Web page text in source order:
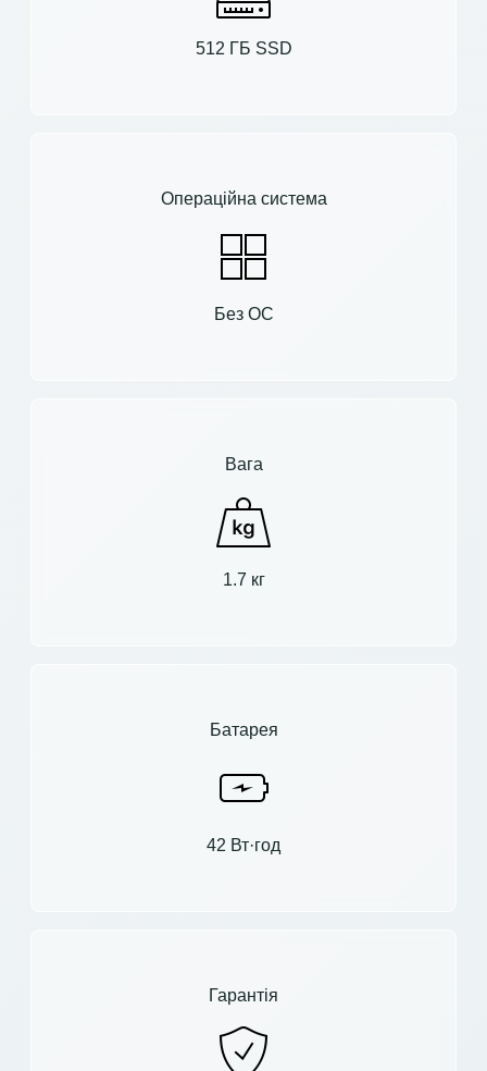
512 ГБ SSD
Операційна система
Без ОС
Вага
1.7 кг
Батарея
42 Вт·год
Гарантія